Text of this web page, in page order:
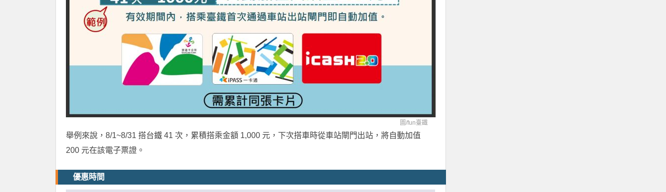
圖/fun臺鐵
舉例來說，8/1~8/31 搭台鐵 41 次，累積搭乘金額 1,000 元，下次搭車時從車站閘門出站，將自動加值
200 元在該電子票證。
優惠時間